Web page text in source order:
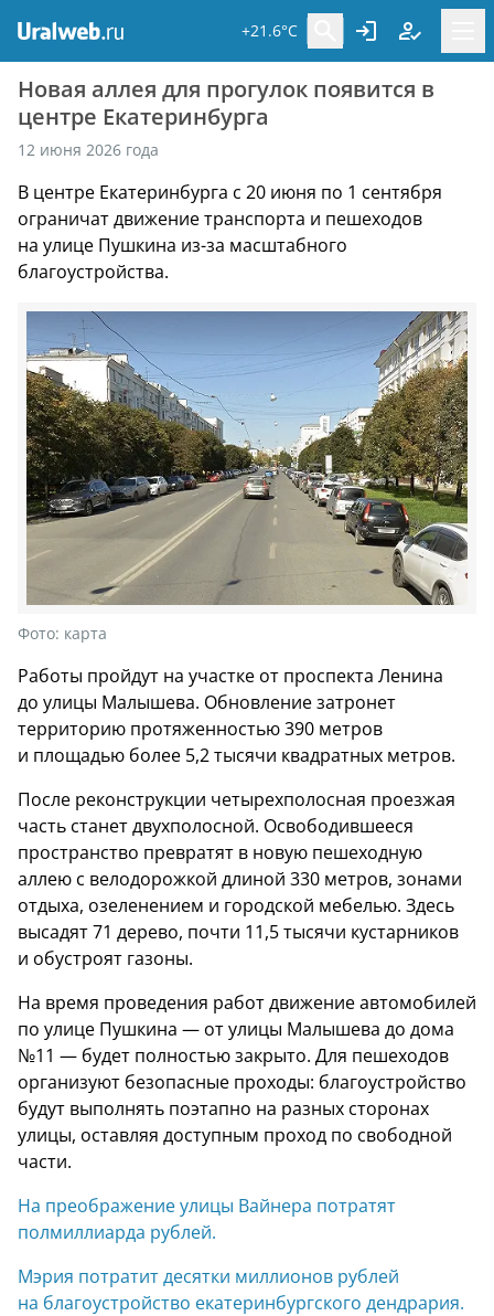
+21.6°C
Новая аллея для прогулок появится в
центре Екатеринбурга
12 июня 2026 года
В центре Екатеринбурга с 20 июня по 1 сентября
ограничат движение транспорта и пешеходов
на улице Пушкина из-за масштабного
благоустройства.
Фото: карта
Работы пройдут на участке от проспекта Ленина
до улицы Малышева. Обновление затронет
территорию протяженностью 390 метров
и площадью более 5,2 тысячи квадратных метров.
После реконструкции четырехполосная проезжая
часть станет двухполосной. Освободившееся
пространство превратят в новую пешеходную
аллею с велодорожкой длиной 330 метров, зонами
отдыха, озеленением и городской мебелью. Здесь
высадят 71 дерево, почти 11,5 тысячи кустарников
и обустроят газоны.
На время проведения работ движение автомобилей
по улице Пушкина — от улицы Малышева до дома
№11 — будет полностью закрыто. Для пешеходов
организуют безопасные проходы: благоустройство
будут выполнять поэтапно на разных сторонах
улицы, оставляя доступным проход по свободной
части.
На преображение улицы Вайнера потратят
полмиллиарда рублей.
Мэрия потратит десятки миллионов рублей
на благоустройство екатеринбургского дендрария.